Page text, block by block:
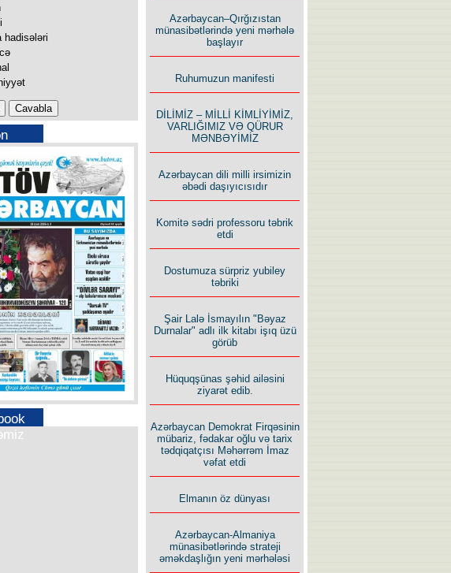
hadisələri
İlham İsmayıl yazır:
edən beş şərt
Azərbaycan–Qırğızıstan
münasibətlərində yeni mərhələ
başlayır
Ruhumuzun manifesti
DİLİMİZ – MİLLİ KİMLİYİMİZ,
VARLIĞIMIZ VƏ QÜRUR
MƏNBƏYİMİZ
Azərbaycan dili milli irsimizin
əbədi daşıyıcısıdır
Komitə sədri professoru təbrik
etdi
Dostumuza sürpriz yubiley
təbriki
Şair Lalə İsmayılın "Bəyaz
Durnalar" adlı ilk kitabı işıq üzü
görüb
Hüquqşünas şəhid ailəsini
ziyarət edib.
Azərbaycan Demokrat Firqəsinin
mübariz, fədakar oğlu və tarix
tədqiqatçısı Məhərrəm İmaz
vəfat etdi
Elmanın öz dünyası
Azərbaycan-Almaniya
münasibətlərində strateji
əməkdaşlığın yeni mərhələsi